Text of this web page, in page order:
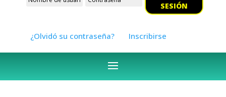
SESIÓN
¿Olvidó su contraseña? Inscribirse